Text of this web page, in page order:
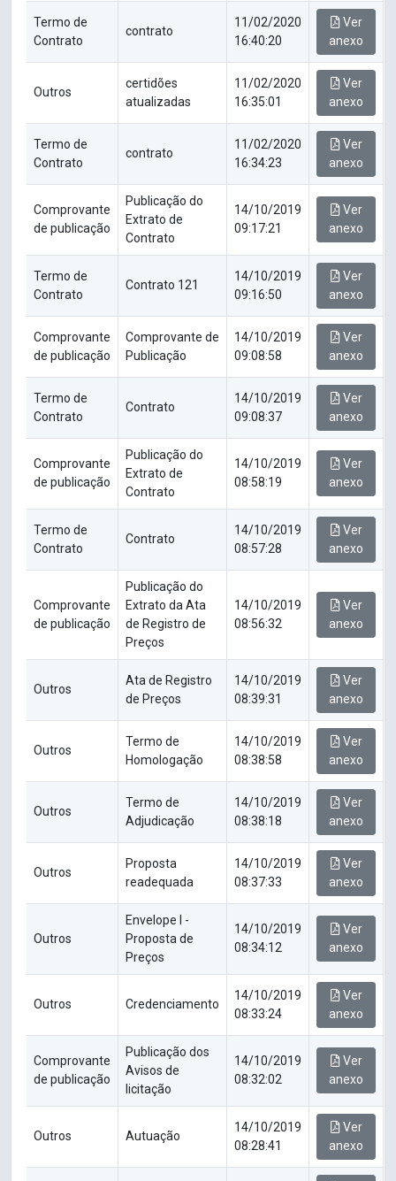
Termo de
Contrato
contrato
11/02/2020
16:40:20
Ver
anexo
Outros
certidões
atualizadas
11/02/2020
16:35:01
Ver
anexo
Termo de
Contrato
contrato
11/02/2020
16:34:23
Ver
anexo
Comprovante
de publicação
Publicação do
Extrato de
Contrato
14/10/2019
09:17:21
Ver
anexo
Termo de
Contrato
Contrato 121
14/10/2019
09:16:50
Ver
anexo
Comprovante
de publicação
Comprovante de
Publicação
14/10/2019
09:08:58
Ver
anexo
Termo de
Contrato
Contrato
14/10/2019
09:08:37
Ver
anexo
Comprovante
de publicação
Publicação do
Extrato de
Contrato
14/10/2019
08:58:19
Ver
anexo
Termo de
Contrato
Contrato
14/10/2019
08:57:28
Ver
anexo
Comprovante
de publicação
Publicação do
Extrato da Ata
de Registro de
Preços
14/10/2019
08:56:32
Ver
anexo
Outros
Ata de Registro
de Preços
14/10/2019
08:39:31
Ver
anexo
Outros
Termo de
Homologação
14/10/2019
08:38:58
Ver
anexo
Outros
Termo de
Adjudicação
14/10/2019
08:38:18
Ver
anexo
Outros
Proposta
readequada
14/10/2019
08:37:33
Ver
anexo
Outros
Envelope I -
Proposta de
Preços
14/10/2019
08:34:12
Ver
anexo
Outros Credenciamento
14/10/2019
08:33:24
Ver
anexo
Comprovante
de publicação
Publicação dos
Avisos de
licitação
14/10/2019
08:32:02
Ver
anexo
Outros Autuação
14/10/2019
08:28:41
Ver
anexo